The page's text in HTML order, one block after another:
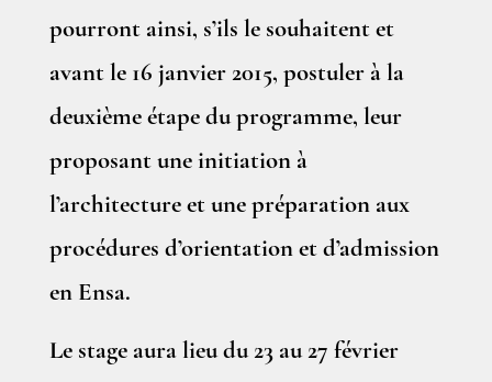
pourront ainsi, s’ils le souhaitent et
avant le 16 janvier 2015, postuler à la
deuxième étape du programme, leur
proposant une initiation à
l’architecture et une préparation aux
procédures d’orientation et d’admission
en Ensa.
Le stage aura lieu du 23 au 27 février